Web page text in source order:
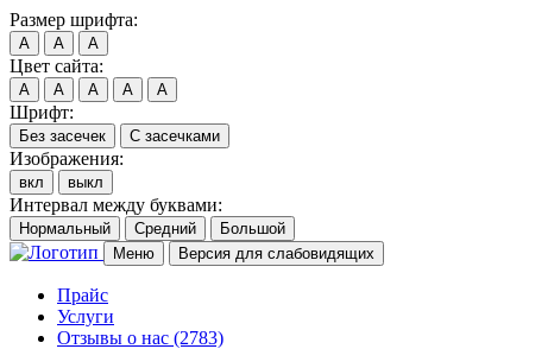
Размер шрифта:
A A A
Цвет сайта:
A A A A A
Шрифт:
Без засечек С засечками
Изображения:
вкл выкл
Интервал между буквами:
Нормальный Средний
Большой
Меню
Версия для слабовидящих
Прайс
Услуги
Отзывы о нас (2783)